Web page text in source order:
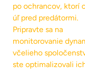
po ochrancov, ktorí
úľ pred predátormi.
Pripravte sa na
monitorovanie
včelieho
ste optimalizovali